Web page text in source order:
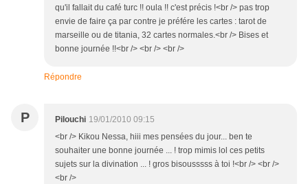
qu'il fallait du café turc !! oula !! c'est précis !<br /> pas trop
envie de faire ça par contre je préfére les cartes : tarot de
marseille ou de titania, 32 cartes normales.<br /> Bises et
bonne journée !!<br /> <br /> <br />
Répondre
P Pilouchi 19/01/2010 09:15
<br /> Kikou Nessa, hiii mes pensées du jour... ben te
souhaiter une bonne journée ... ! trop mimis lol ces petits
sujets sur la divination ... ! gros bisousssss à toi !<br /> <br />
<br />